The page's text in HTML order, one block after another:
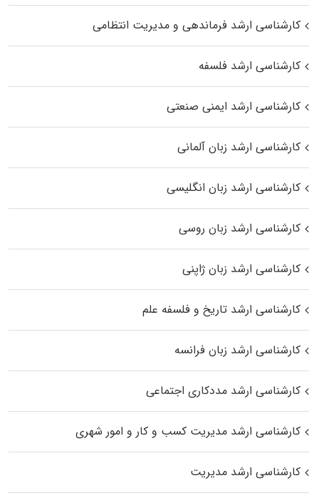
کارشناسی ارشد فرماندهی و مدیریت انتظامی
کارشناسی ارشد فلسفه
کارشناسی ارشد ایمنی صنعتی
کارشناسی ارشد زبان آلمانی
کارشناسی ارشد زبان انگلیسی
کارشناسی ارشد زبان روسی
کارشناسی ارشد زبان ژاپنی
کارشناسی ارشد تاریخ و فلسفه علم
کارشناسی ارشد زبان فرانسه
کارشناسی ارشد مددکاری اجتماعی
کارشناسی ارشد مدیریت کسب و کار و امور شهری
کارشناسی ارشد مدیریت